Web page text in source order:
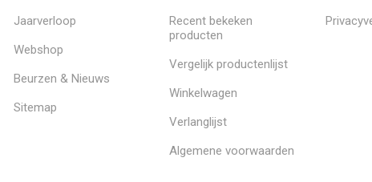
Jaarverloop
Webshop
Beurzen & Nieuws
Sitemap
Recent bekeken
producten
Vergelijk productenlijst
Winkelwagen
Verlanglijst
Algemene voorwaarden